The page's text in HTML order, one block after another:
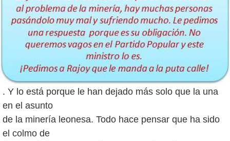
. Y lo está porque le han dejado más solo que la una
en el asunto
de la minería leonesa. Todo hace pensar que ha sido
el colmo de